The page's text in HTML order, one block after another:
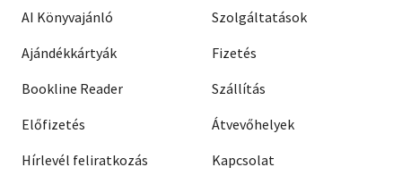
AI Könyvajánló
Ajándékkártyák
Bookline Reader
Előfizetés
Hírlevél feliratkozás
Szolgáltatások
Fizetés
Szállítás
Átvevőhelyek
Kapcsolat